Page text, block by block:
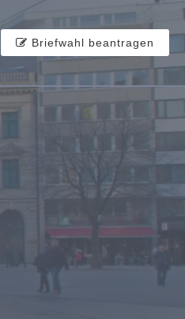
Briefwahl beantragen